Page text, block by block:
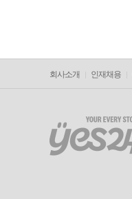
회사소개 인재채용